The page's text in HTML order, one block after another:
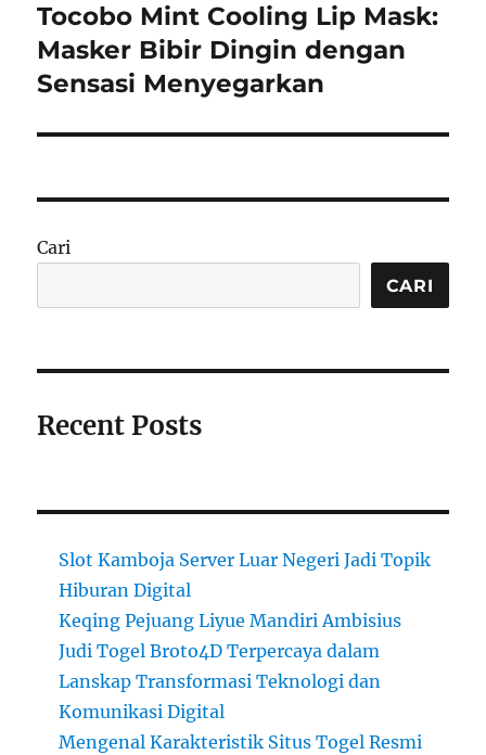
Next
post:
Tocobo Mint Cooling Lip Mask:
Masker Bibir Dingin dengan
Sensasi Menyegarkan
Cari
CARI
Recent Posts
Slot Kamboja Server Luar Negeri Jadi Topik
Hiburan Digital
Keqing Pejuang Liyue Mandiri Ambisius
Judi Togel Broto4D Terpercaya dalam
Lanskap Transformasi Teknologi dan
Komunikasi Digital
Mengenal Karakteristik Situs Togel Resmi